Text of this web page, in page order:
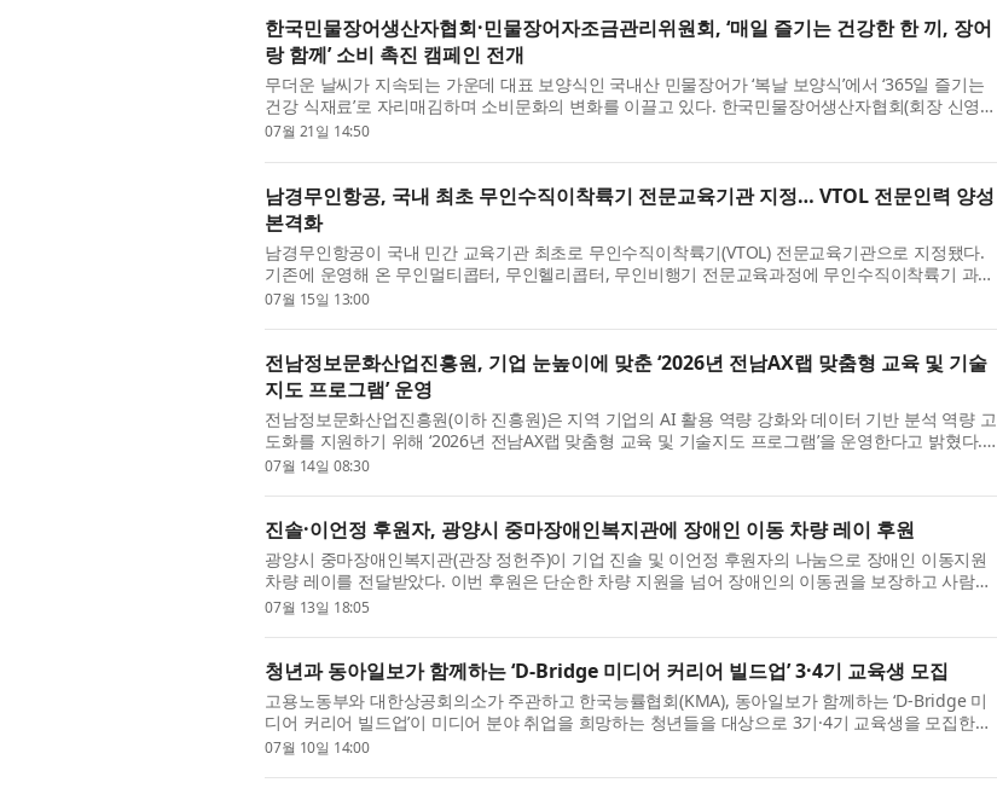
한국민물장어생산자협회·민물장어자조금관리위원회, ‘매일 즐기는 건강한 한 끼, 장어
랑 함께’ 소비 촉진 캠페인 전개
무더운 날씨가 지속되는 가운데 대표 보양식인 국내산 민물장어가 ‘복날 보양식’에서 ‘365일 즐기는
건강 식재료’로 자리매김하며 소비문화의 변화를 이끌고 있다. 한국민물장어생산자협회(회장 신영
래)와 민물장어자조금관리위원회(위원장 신영래)는 본격적인 삼복 ...
07월 21일 14:50
남경무인항공, 국내 최초 무인수직이착륙기 전문교육기관 지정… VTOL 전문인력 양성
본격화
남경무인항공이 국내 민간 교육기관 최초로 무인수직이착륙기(VTOL) 전문교육기관으로 지정됐다.
기존에 운영해 온 무인멀티콥터, 무인헬리콥터, 무인비행기 전문교육과정에 무인수직이착륙기 과정
이 새롭게 추가되면서 국내 민간 교육기관 최초로 초경량비행장치 전...
07월 15일 13:00
전남정보문화산업진흥원, 기업 눈높이에 맞춘 ‘2026년 전남AX랩 맞춤형 교육 및 기술
지도 프로그램’ 운영
전남정보문화산업진흥원(이하 진흥원)은 지역 기업의 AI 활용 역량 강화와 데이터 기반 분석 역량 고
도화를 지원하기 위해 ‘2026년 전남AX랩 맞춤형 교육 및 기술지도 프로그램’을 운영한다고 밝혔다.
전남AX랩은 AI 융합 지능형 농업 생태계 구축사업의 일환으로 조...
07월 14일 08:30
진솔·이언정 후원자, 광양시 중마장애인복지관에 장애인 이동 차량 레이 후원
광양시 중마장애인복지관(관장 정헌주)이 기업 진솔 및 이언정 후원자의 나눔으로 장애인 이동지원
차량 레이를 전달받았다. 이번 후원은 단순한 차량 지원을 넘어 장애인의 이동권을 보장하고 사람과
지역사회를 연결하는 기반을 함께 만들어가는 의미 있는 나눔이...
07월 13일 18:05
청년과 동아일보가 함께하는 ‘D-Bridge 미디어 커리어 빌드업’ 3·4기 교육생 모집
고용노동부와 대한상공회의소가 주관하고 한국능률협회(KMA), 동아일보가 함께하는 ‘D-Bridge 미
디어 커리어 빌드업’이 미디어 분야 취업을 희망하는 청년들을 대상으로 3기·4기 교육생을 모집한다.
‘D-Bridge 미디어 커리어 빌드업’은 2026년 미래내일 일경험 사업 ...
07월 10일 14:00